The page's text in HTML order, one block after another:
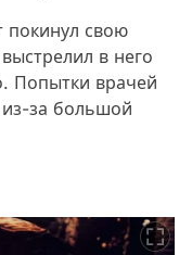
покинул свою
в него
Попытки врачей
за большой